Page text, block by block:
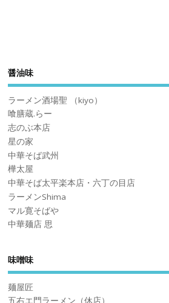
醤油味
ラーメン酒場聖 （kiyo）
喰膳蔵.らー
志のぶ本店
星の家
中華そば武州
樺太屋
中華そば太平楽本店・六丁の目店
ラーメンShima
マル寛そばや
中華麺店 思
味噌味
麺屋匠